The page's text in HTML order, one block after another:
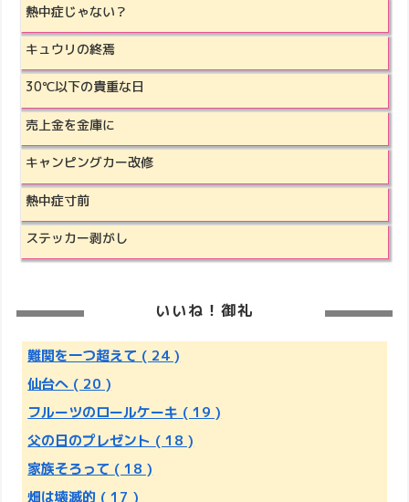
熱中症じゃない？
キュウリの終焉
30℃以下の貴重な日
売上金を金庫に
キャンピングカー改修
熱中症寸前
ステッカー剥がし
いいね！御礼
難関を一つ超えて ( 24 )
仙台へ ( 20 )
フルーツのロールケーキ ( 19 )
父の日のプレゼント ( 18 )
家族そろって ( 18 )
畑は壊滅的 ( 17 )